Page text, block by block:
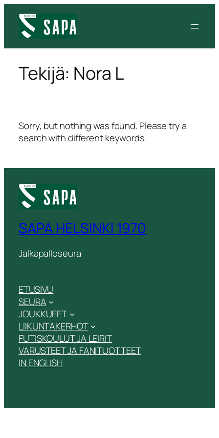
sisältöön
Tekijä: Nora L
Sorry, but nothing was found. Please try a
search with different keywords.
SAPA HELSINKI 1970
Jalkapalloseura
ETUSIVU
SEURA
JOUKKUEET
LIIKUNTAKERHOT
FUTISKOULUT JA LEIRIT
VARUSTEET JA FANITUOTTEET
IN ENGLISH